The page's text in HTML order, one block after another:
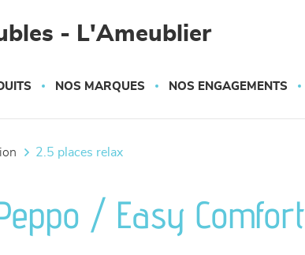
- L'Ameublier
NOS MARQUES NOS ENGAGEMENTS
2.5 places relax
/ Easy Comfort